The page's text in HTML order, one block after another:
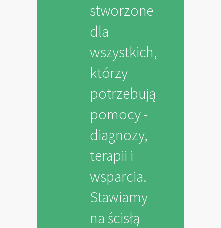
stworzone
dla
wszystkich,
którzy
potrzebują
pomocy -
diagnozy,
terapii i
wsparcia.
Stawiamy
na ścisłą